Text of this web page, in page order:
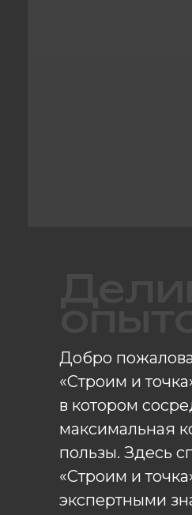
Добро
«Строим и
в котором
максимальная
пользы. Здесь
«Строим и
экспертными